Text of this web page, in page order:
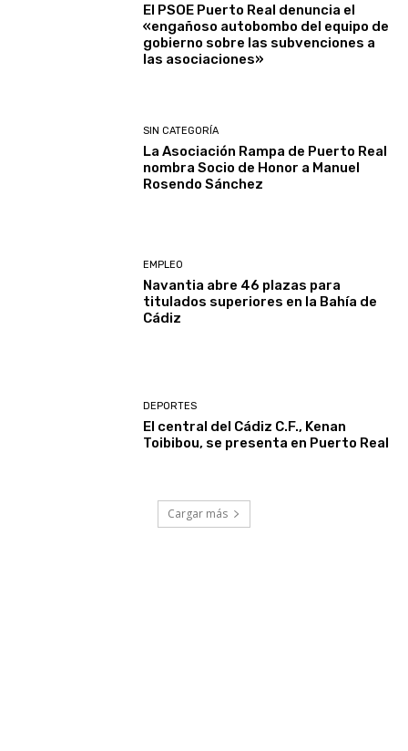
El PSOE Puerto Real denuncia el
«engañoso autobombo del equipo de
gobierno sobre las subvenciones a
las asociaciones»
SIN CATEGORÍA
La Asociación Rampa de Puerto Real
nombra Socio de Honor a Manuel
Rosendo Sánchez
EMPLEO
Navantia abre 46 plazas para
titulados superiores en la Bahía de
Cádiz
DEPORTES
El central del Cádiz C.F., Kenan
Toibibou, se presenta en Puerto Real
Cargar más